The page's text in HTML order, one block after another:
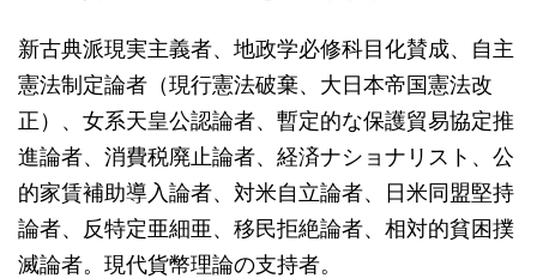
新古典派現実主義者、地政学必修科目化賛成、自主
憲法制定論者（現行憲法破棄、大日本帝国憲法改
正）、女系天皇公認論者、暫定的な保護貿易協定推
進論者、消費税廃止論者、経済ナショナリスト、公
的家賃補助導入論者、対米自立論者、日米同盟堅持
論者、反特定亜細亜、移民拒絶論者、相対的貧困撲
滅論者。現代貨幣理論の支持者。